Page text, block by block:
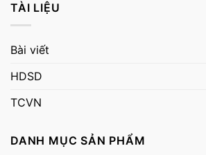
TÀI LIỆU
Bài viết
HDSD
TCVN
DANH MỤC SẢN PHẨM